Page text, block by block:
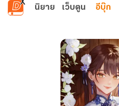
ข้ามไปยังเนื้อหาหลัก
นิยาย เว็บตูน อีบุ๊ก